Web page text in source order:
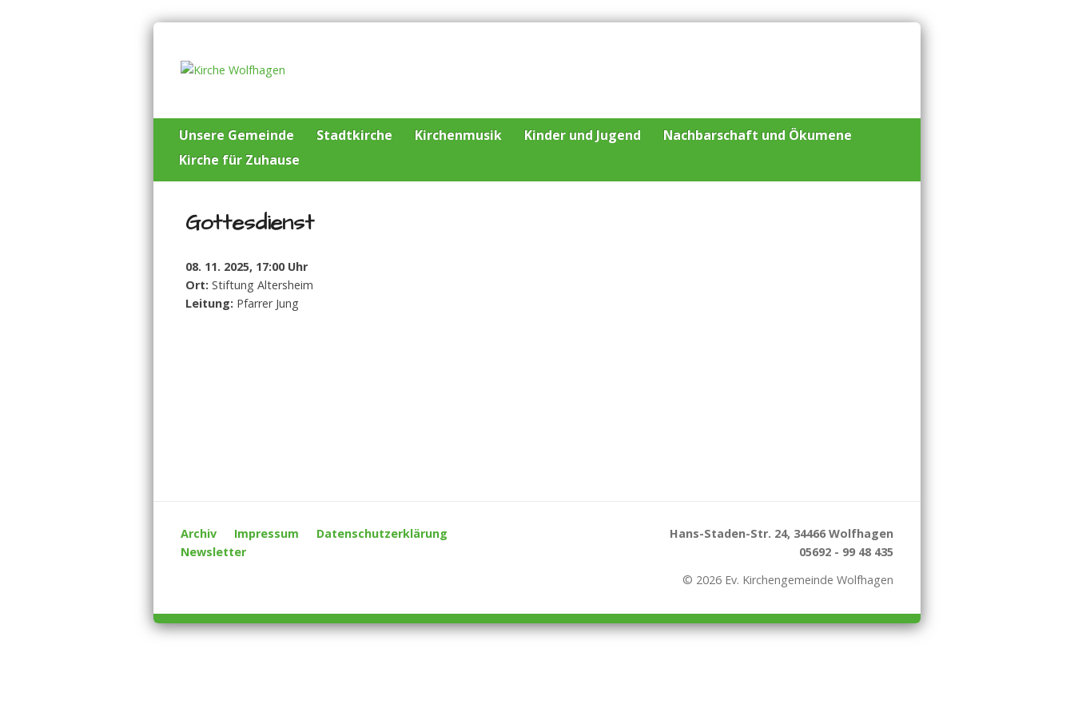
Unsere Gemeinde Stadtkirche Kirchenmusik Kinder und Jugend
Nachbarschaft und Ökumene
Kirche für Zuhause
Gottesdienst
08. 11. 2025, 17:00 Uhr
Ort: Stiftung Altersheim
Leitung: Pfarrer Jung
Archiv Impressum
Datenschutzerklärung
Newsletter
Hans-Staden-Str. 24, 34466 Wolfhagen
05692 - 99 48 435
© 2026 Ev. Kirchengemeinde Wolfhagen